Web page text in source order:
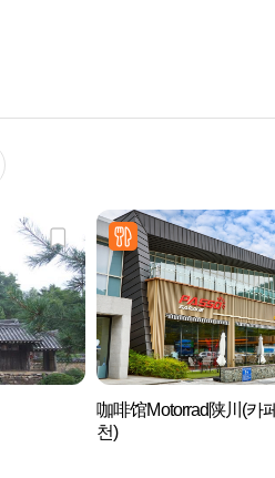
咖啡馆Motorrad陕川(카
천)